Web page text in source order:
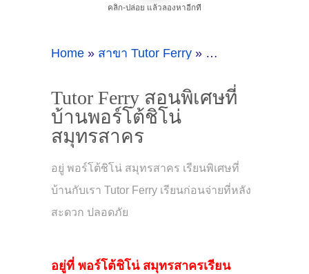
คลิก-ปล่อย แล้วลองหาอีกที
Home » สาขา Tutor Ferry » Tutor Ferry สอน
Tutor Ferry สอนพิเศษที่
บ้านพอร์โต้ชิโน่
สมุทรสาคร
อยู่ พอร์โต้ชิโน่ สมุทรสาคร เรียนพิเศษที่
บ้านกับเรา Tutor Ferry เรียนก่อนจ่ายที่หลัง
สะดวก ปลอดภัย
อยู่ที่ พอร์โต้ชิโน่ สมุทรสาครเรียน